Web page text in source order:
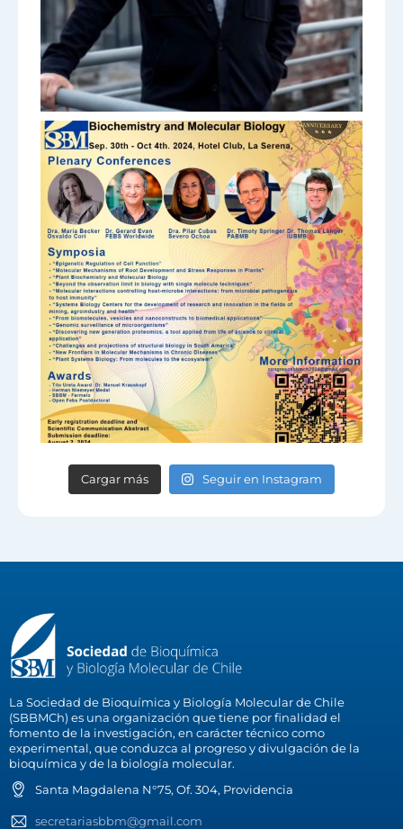
Cargar más Seguir en Instagram
La Sociedad de Bioquímica y Biología Molecular de Chile
(SBBMCh) es una organización que tiene por finalidad el
fomento de la investigación, en carácter técnico como
experimental, que conduzca al progreso y divulgación de la
bioquímica y de la biología molecular.
Santa Magdalena N°75, Of. 304, Providencia
secretariasbbm@gmail.com